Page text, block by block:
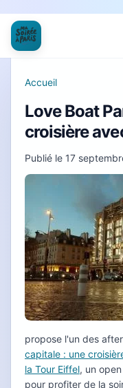
Accueil
Love Boat
croisière
Publié le 17
propose l'un des
capitale : une
la Tour Eiffel, un open
pour profiter de la